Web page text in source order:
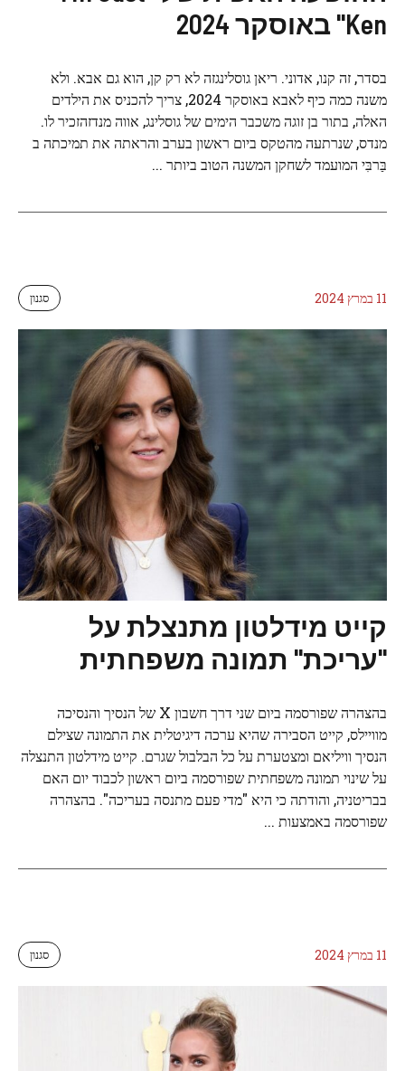
Ken" באוסקר 2024
בסדר, זה קנו, אדוני. ריאן גוסלינגזה לא רק קן, הוא גם אבא. ולא
משנה כמה כיף לאבא באוסקר 2024, צריך להכניס את הילדים
האלה, בתור בן זוגה משכבר הימים של גוסלינג, אווה מנדזהזכיר לו.
מנדס, שנרתעה מהטקס ביום ראשון בערב והראתה את תמיכתה ב
בַּרבִּי המועמד לשחקן המשנה הטוב ביותר ...
11 במרץ 2024 סגנון
קייט מידלטון מתנצלת על
"עריכת" תמונה משפחתית
בהצהרה שפורסמה ביום שני דרך חשבון X של הנסיך והנסיכה
מוויילס, קייט הסבירה שהיא ערכה דיגיטלית את התמונה שצילם
הנסיך וויליאם ומצטערת על כל הבלבול שגרם. קייט מידלטון התנצלה
על שינוי תמונה משפחתית שפורסמה ביום ראשון לכבוד יום האם
בבריטניה, והודתה כי היא "מדי פעם מתנסה בעריכה". בהצהרה
שפורסמה באמצעות ...
11 במרץ 2024 סגנון